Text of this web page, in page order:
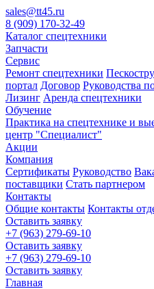
sales@tt45.ru
8 (909) 170-32-49
Каталог спецтехники
Запчасти
Сервис
Ремонт спецтехники
портал Договор Руководства
Лизинг Аренда спецтехники
Обучение
Практика на спецтехнике и
центр "Специалист"
Акции
Компания
Сертификаты Руководство
поставщики Стать партнером
Контакты
Общие контакты Контакты
Оставить заявку
+7 (963) 279-69-10
Оставить заявку
+7 (963) 279-69-10
Оставить заявку
Главная